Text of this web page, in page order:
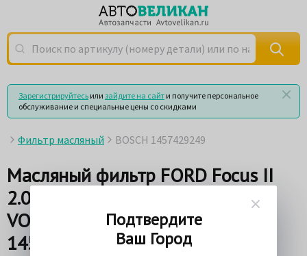
Поиск по артикулу (номеру детали) или по названию
Зарегистрируйтесь или зайдите на сайт и получите персональное
обслуживание и специальные цены со скидками
Фильтр масляный BOSCH 1457429249
Масляный фильтр FORD Focus II
2.0TDCi, PEUGEOT 307/407 2.0,
VOLVO S40/V50 2.0D BOSCH
1457429249
Подтвердите
Ваш Город